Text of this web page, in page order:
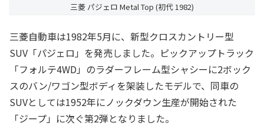
三菱 パジェロ Metal Top (初代 1982)
三菱自動車は1982年5月に、新型クロスカントリー型
SUV「パジェロ」を発売しました。ピックアップトラック
「フォルテ4WD」のラダーフレーム型シャシーに2ボック
スのバン/ワゴン型ボディを架装したモデルで、同車の
SUVとしては1952年にノックダウン生産が開始された
「ジープ」に次ぐ第2弾となりました。